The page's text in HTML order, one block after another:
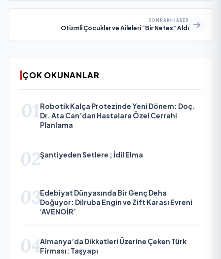
SONRAKI HABER
Otizmli Çocuklar ve Aileleri “Bir Nefes” Aldı
ÇOK OKUNANLAR
01 Robotik Kalça Protezinde Yeni Dönem: Doç.
Dr. Ata Can’dan Hastalara Özel Cerrahi
Planlama
02Şantiyeden Setlere ; İdil Elma
03Edebiyat Dünyasında Bir Genç Deha
Doğuyor: Dilruba Engin ve Zift Karası Evreni
‘AVENOİR’
04Almanya’da Dikkatleri Üzerine Çeken Türk
Firması: Taşyapı